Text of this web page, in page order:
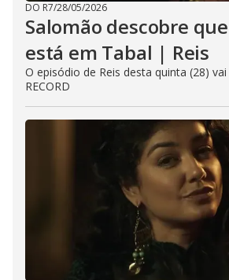
DO R7/28/05/2026
Salomão descobre
está em Tabal | Reis
O episódio de Reis desta quinta (28)
RECORD